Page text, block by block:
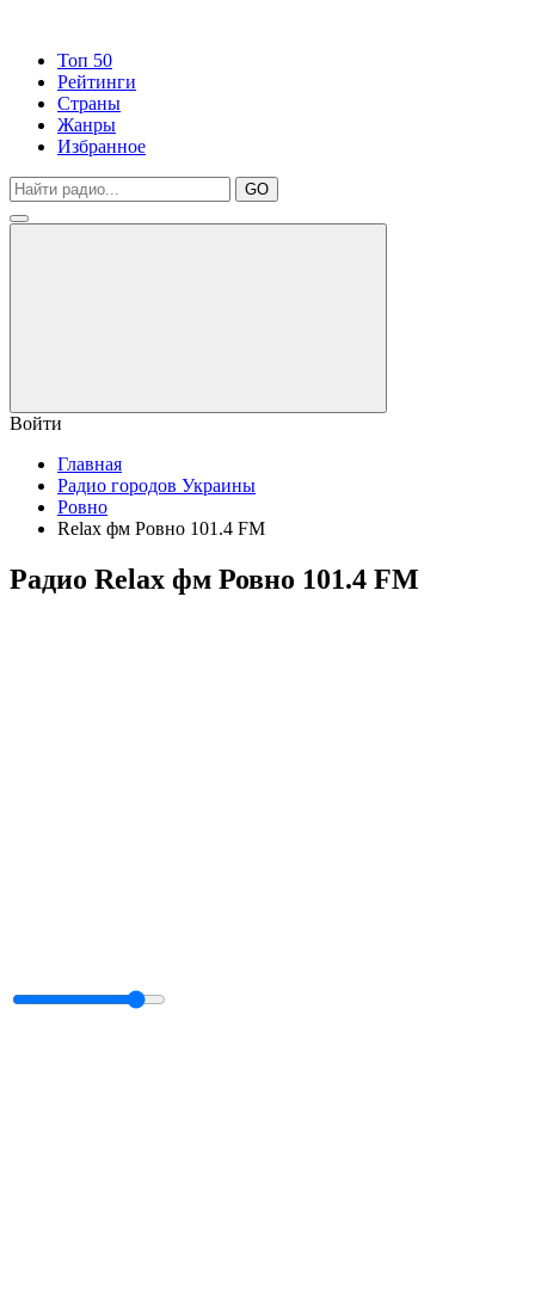
Топ 50
Рейтинги
Страны
Жанры
Избранное
GO
Войти
Главная
Радио городов Украины
Ровно
Relax фм Ровно 101.4 FM
Радио Relax фм Ровно 101.4 FM